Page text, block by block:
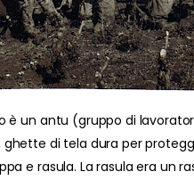
è un antu (gruppo di
ghette di tela dura per
e rasula. La rasula era un